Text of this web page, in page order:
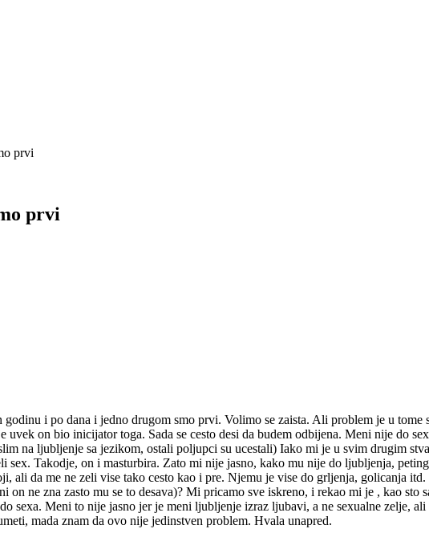
prvi
prvi
i po dana i jedno drugom smo prvi. Volimo se zaista. Ali problem je u
uvek on bio inicijator toga. Sada se cesto desi da budem odbijena. Meni nije do
na ljubljenje sa jezikom, ostali poljupci su ucestali) Iako mi je u svim drugim
Takodje, on i masturbira. Zato mi nije jasno, kako mu nije do ljubljenja,
ali da me ne zeli vise tako cesto kao i pre. Njemu je vise do grljenja, golicanja itd.
ne zna zasto mu se to desava)? Mi pricamo sve iskreno, i rekao mi je , kao sto
Meni to nije jasno jer je meni ljubljenje izraz ljubavi, a ne sexualne zelje,
mada znam da ovo nije jedinstven problem. Hvala unapred.